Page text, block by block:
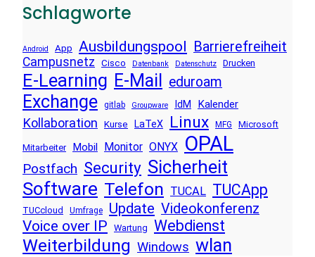
Schlagworte
Android App Ausbildungspool Barrierefreiheit
Campusnetz Cisco Datenbank Datenschutz Drucken
E-Learning E-Mail eduroam
Exchange gitlab Groupware IdM Kalender
Kollaboration Kurse LaTeX Linux MFG Microsoft
Mitarbeiter Mobil Monitor ONYX OPAL
Postfach Security Sicherheit
Software Telefon TUCAL TUCApp
TUCcloud Umfrage Update Videokonferenz
Voice over IP Wartung Webdienst
Weiterbildung Windows wlan